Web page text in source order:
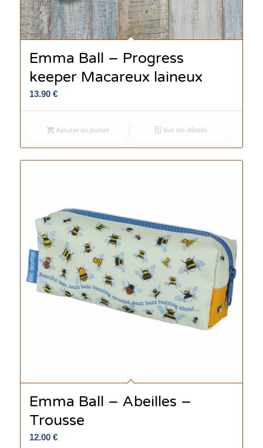
Emma Ball – Progress
keeper Macareux laineux
13.90 €
Ajouter au panier Voir les détails
Emma Ball – Abeilles –
Trousse
12.00 €